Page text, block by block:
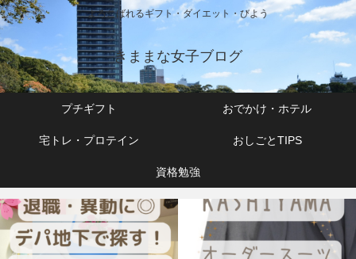
よろこばれるギフト・ダイエット・びよう
きままな女子ブログ
プチギフト おでかけ・ホテル
宅トレ・プロテイン おしごとTIPS
資格勉強